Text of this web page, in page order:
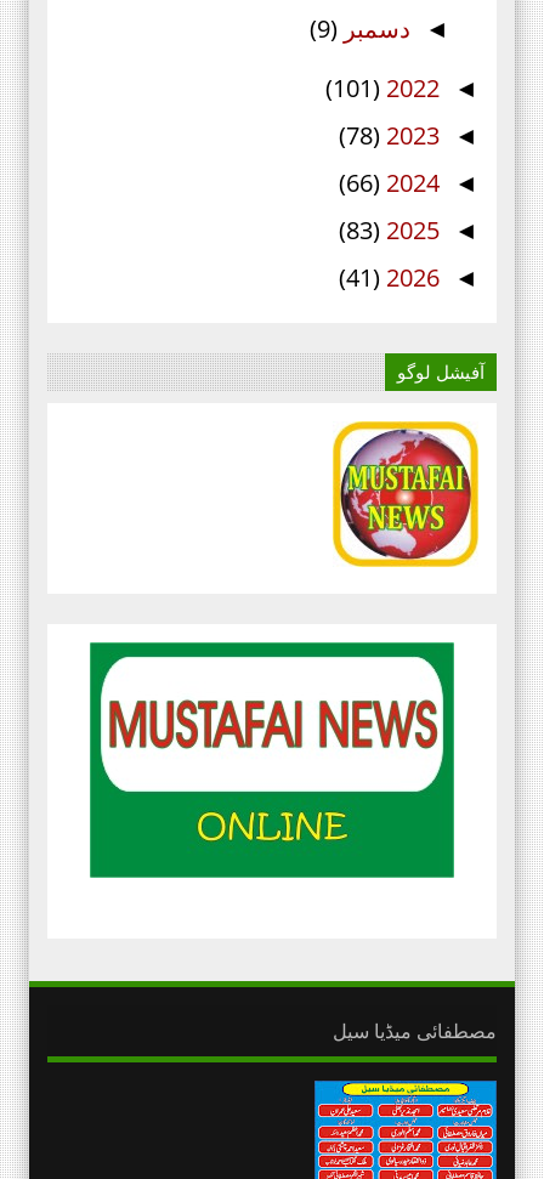
◄ دسمبر (9)
◄
2022
(101)
◄
2023
(78)
◄
2024
(66)
◄
2025
(83)
◄
2026
(41)
آفیشل لوگو
مصطفائی میڈیا سیل